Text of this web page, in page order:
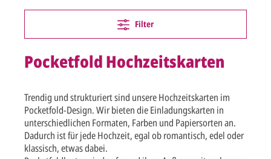
Filter
Pocketfold Hochzeitskarten
Trendig und strukturiert sind unsere Hochzeitskarten im
Pocketfold-Design. Wir bieten die Einladungskarten in
unterschiedlichen Formaten, Farben und Papiersorten an.
Dadurch ist für jede Hochzeit, egal ob romantisch, edel oder
klassisch, etwas dabei.